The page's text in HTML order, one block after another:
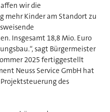
wir die
mehr Kinder am Standort zu
Insgesamt 18,8 Mio. Euro
sagt Bürgermeister
2025 fertiggestellt
Neuss Service GmbH hat
des